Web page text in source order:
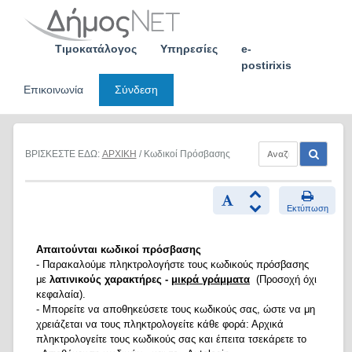
Τιμοκατάλογος Υπηρεσίες
e-
postirixis
Επικοινωνία
Σύνδεση
ΒΡΙΣΚΕΣΤΕ ΕΔΩ: ΑΡΧΙΚΗ / Κωδικοί Πρόσβασης
Εκτύπωση
Απαιτούνται κωδικοί πρόσβασης
- Παρακαλούμε πληκτρολογήστε τους κωδικούς πρόσβασης
με λατινικούς χαρακτήρες - μικρά γράμματα (Προσοχή όχι
κεφαλαία).
- Μπορείτε να αποθηκεύσετε τους κωδικούς σας, ώστε να μη
χρειάζεται να τους πληκτρολογείτε κάθε φορά: Αρχικά
πληκτρολογείτε τους κωδικούς σας και έπειτα τσεκάρετε το